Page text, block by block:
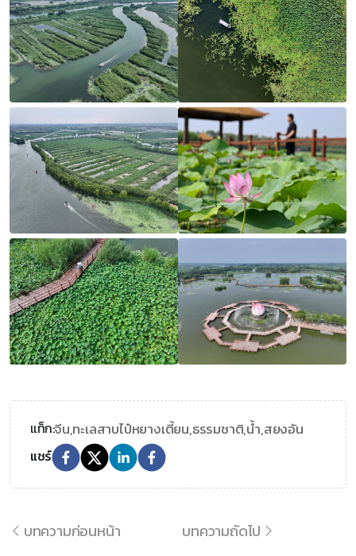
แท็ก:จีน,ทะเลสาบไป๋หยางเตี้ยน,ธรรมชาติ,น้ำ,สยงอัน
แชร์
บทความก่อนหน้า
บทความถัดไป